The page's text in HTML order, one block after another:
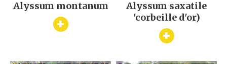
Alyssum montanum
+
Alyssum saxatile
'corbeille d'or)
+